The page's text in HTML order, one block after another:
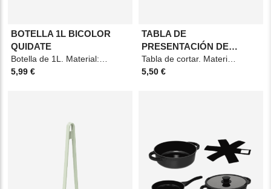
BOTELLA 1L BICOLOR
QUIDATE
5,99 €
TABLA DE
PRESENTACIÓN DE
BAMBÚ 28X20
5,50 €